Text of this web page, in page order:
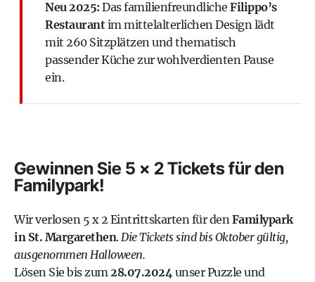
Neu 2025: Das familienfreundliche Filippo’s
Restaurantim mittelalterlichen Design lädt
mit 260 Sitzplätzen und thematisch
passender Küche zur wohlverdienten Pause
ein.
Gewinnen Sie 5 x 2 Tickets für den
Familypark!
Wir verlosen 5 x 2 Eintrittskarten für denFamilypark
in St. Margarethen.Die Tickets sind bis Oktober gültig,
ausgenommen Halloween.
Lösen Sie bis zum28.07.2024unser Puzzle und